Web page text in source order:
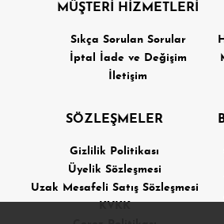
MÜŞTERİ HİZMETLERİ
Sıkça Sorulan Sorular
İptal İade ve Değişim
İletişim
SÖZLEŞMELER
Gizlilik Politikası
Üyelik Sözleşmesi
Uzak Mesafeli Satış Sözleşmesi